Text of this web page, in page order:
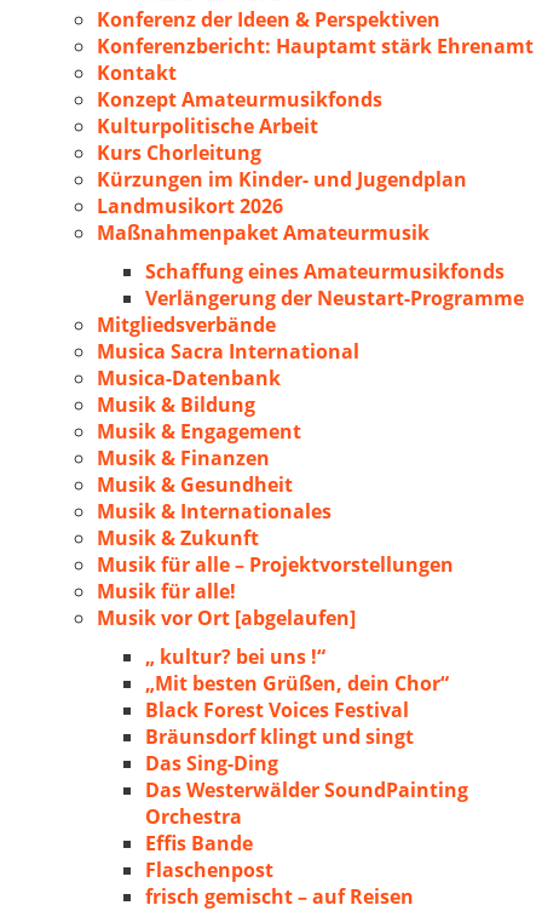
Konferenz der Ideen & Perspektiven
Konferenzbericht: Hauptamt stärk Ehrenamt
Kontakt
Konzept Amateurmusikfonds
Kulturpolitische Arbeit
Kurs Chorleitung
Kürzungen im Kinder- und Jugendplan
Landmusikort 2026
Maßnahmenpaket Amateurmusik
Schaffung eines Amateurmusikfonds
Verlängerung der Neustart-Programme
Mitgliedsverbände
Musica Sacra International
Musica-Datenbank
Musik & Bildung
Musik & Engagement
Musik & Finanzen
Musik & Gesundheit
Musik & Internationales
Musik & Zukunft
Musik für alle – Projektvorstellungen
Musik für alle!
Musik vor Ort [abgelaufen]
„ kultur? bei uns !“
„Mit besten Grüßen, dein Chor“
Black Forest Voices Festival
Bräunsdorf klingt und singt
Das Sing-Ding
Das Westerwälder SoundPainting
Orchestra
Effis Bande
Flaschenpost
frisch gemischt – auf Reisen